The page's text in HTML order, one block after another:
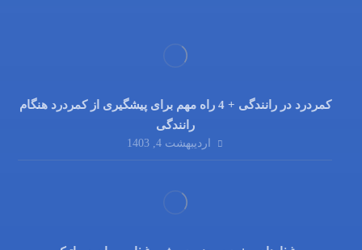
کمردرد در رانندگی + 4 راه مهم برای پیشگیری از کمردرد هنگام
رانندگی
اردیبهشت 4, 1403